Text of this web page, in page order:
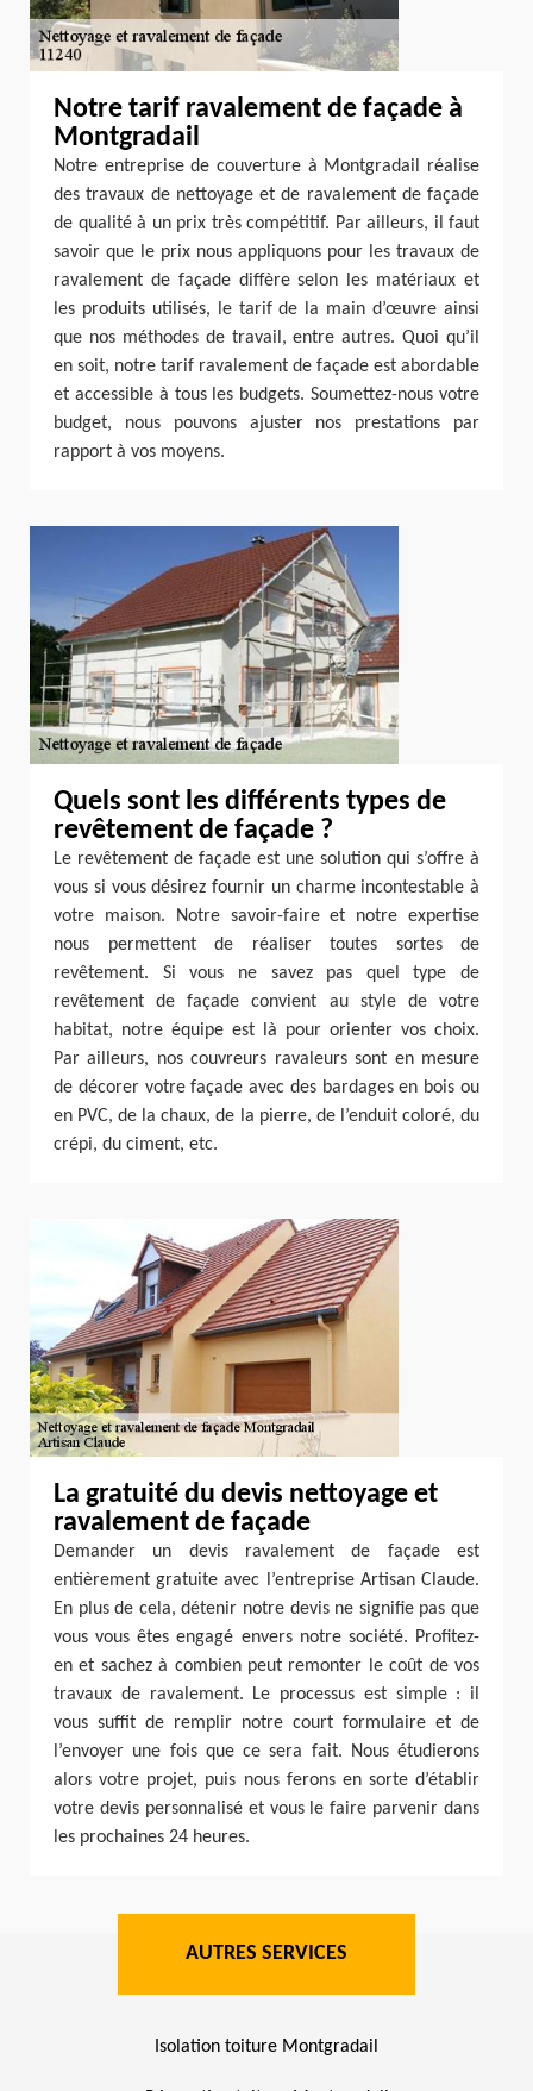
Notre tarif ravalement de façade à
Montgradail
Notre entreprise de couverture à Montgradail réalise
des travaux de nettoyage et de ravalement de façade
de qualité à un prix très compétitif. Par ailleurs, il faut
savoir que le prix nous appliquons pour les travaux de
ravalement de façade diffère selon les matériaux et
les produits utilisés, le tarif de la main d’œuvre ainsi
que nos méthodes de travail, entre autres. Quoi qu’il
en soit, notre tarif ravalement de façade est abordable
et accessible à tous les budgets. Soumettez-nous votre
budget, nous pouvons ajuster nos prestations par
rapport à vos moyens.
Quels sont les différents types de
revêtement de façade ?
Le revêtement de façade est une solution qui s’offre à
vous si vous désirez fournir un charme incontestable à
votre maison. Notre savoir-faire et notre expertise
nous permettent de réaliser toutes sortes de
revêtement. Si vous ne savez pas quel type de
revêtement de façade convient au style de votre
habitat, notre équipe est là pour orienter vos choix.
Par ailleurs, nos couvreurs ravaleurs sont en mesure
de décorer votre façade avec des bardages en bois ou
en PVC, de la chaux, de la pierre, de l’enduit coloré, du
crépi, du ciment, etc.
La gratuité du devis nettoyage et
ravalement de façade
Demander un devis ravalement de façade est
entièrement gratuite avec l’entreprise Artisan Claude.
En plus de cela, détenir notre devis ne signifie pas que
vous vous êtes engagé envers notre société. Profitez-
en et sachez à combien peut remonter le coût de vos
travaux de ravalement. Le processus est simple : il
vous suffit de remplir notre court formulaire et de
l’envoyer une fois que ce sera fait. Nous étudierons
alors votre projet, puis nous ferons en sorte d’établir
votre devis personnalisé et vous le faire parvenir dans
les prochaines 24 heures.
AUTRES SERVICES
Isolation toiture Montgradail